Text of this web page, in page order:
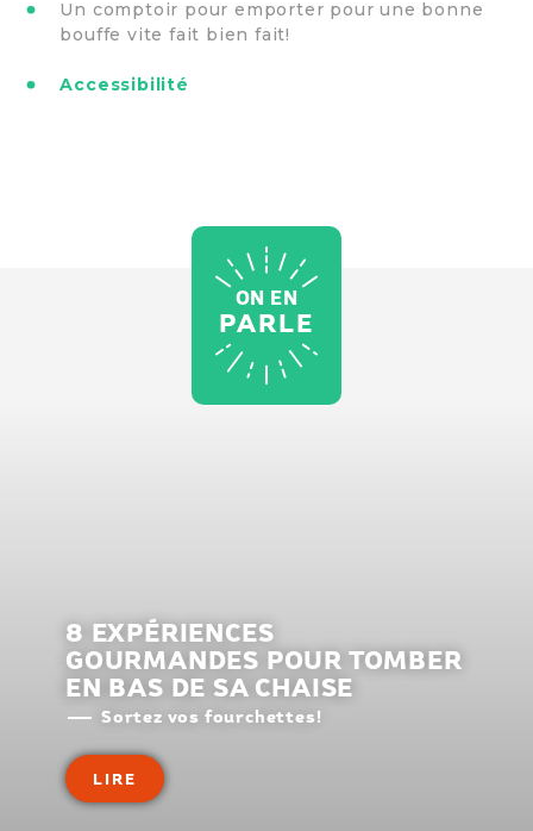
Un comptoir pour emporter pour une bonne
bouffe vite fait bien fait!
Accessibilité
ON EN
PARLE
8 EXPÉRIENCES
GOURMANDES POUR TOMBER
EN BAS DE SA CHAISE
Sortez vos fourchettes!
LIRE